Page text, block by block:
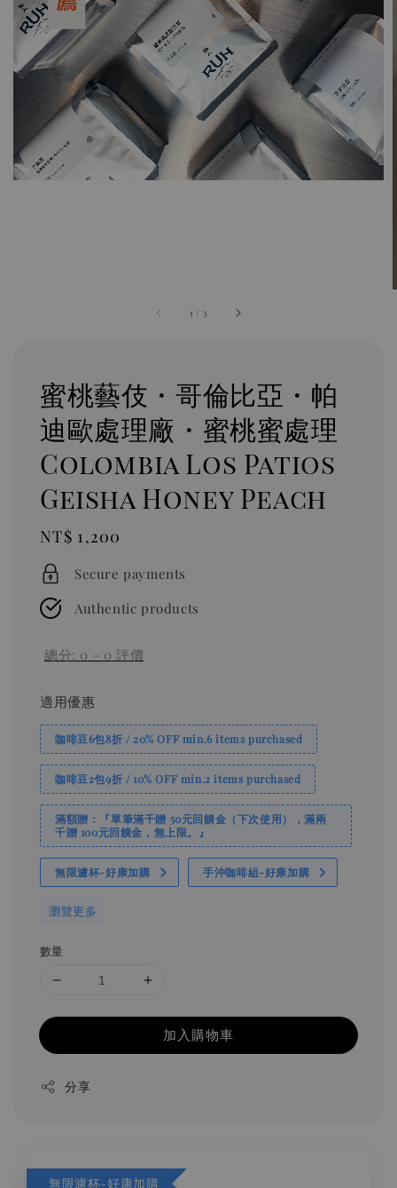
1 / 3
蜜桃藝伎・哥倫比亞・帕
迪歐處理廠・蜜桃蜜處理
Colombia Los Patios
Geisha Honey Peach
Regular
price
NT$ 1,200
Secure payments
Authentic products
總分: 0 - 0 評價
適用優惠
咖啡豆6包8折 / 20% OFF min.6 items purchased
咖啡豆2包9折 / 10% OFF min.2 items purchased
滿額贈：『單筆滿千贈 50元回饋金（下次使用），滿兩
千贈 100元回饋金，無上限。』
無限濾杯-好康加購 手沖咖啡組-好康加購
瀏覽更多
數量
加入購物車
分享
無限濾杯-好康加購